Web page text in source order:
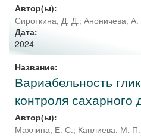
Автор(ы):
Сироткина, Д. Д.; Аноничева, А.
Дата:
2024
Название:
Вариабельность
контроля сахарного
Автор(ы):
Махлина, Е. С.; Каплиева, М. П.